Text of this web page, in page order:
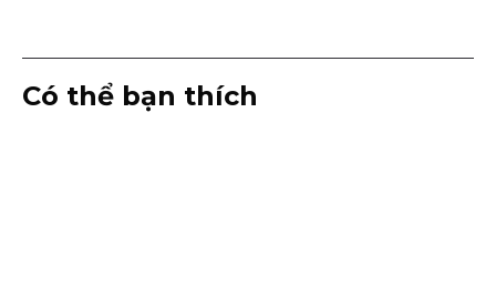
Có thể bạn thích